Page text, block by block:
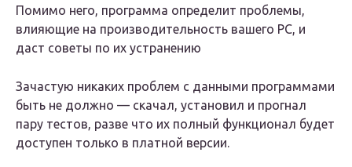
Помимо него, программа определит проблемы,
влияющие на производительность вашего РС, и
даст советы по их устранению
Зачастую никаких проблем с данными программами
быть не должно — скачал, установил и прогнал
пару тестов, разве что их полный функционал будет
доступен только в платной версии.